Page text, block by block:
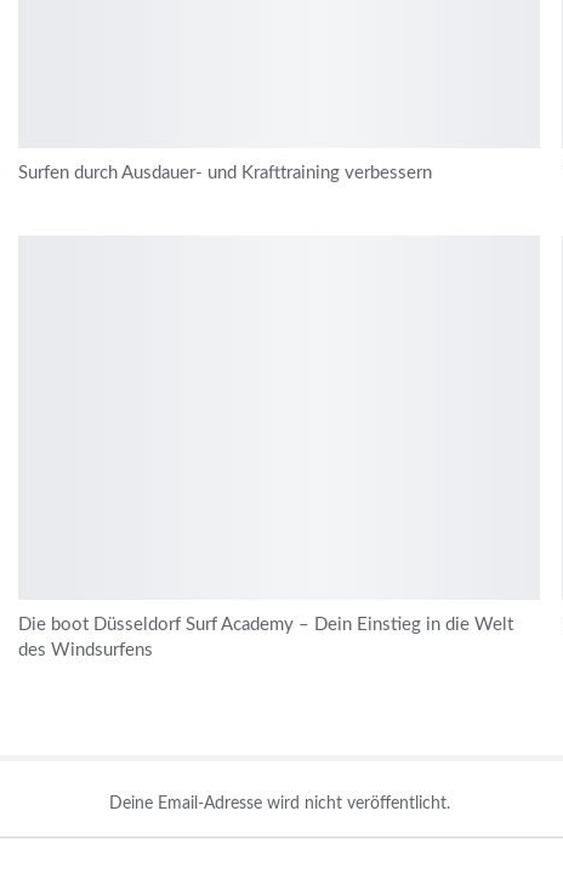
Surfen durch Ausdauer- und Krafttraining verbessern
Die boot Düsseldorf Surf Academy – Dein Einstieg in die Welt
des Windsurfens
Deine Email-Adresse wird nicht veröffentlicht.